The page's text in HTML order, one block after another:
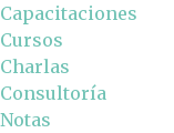
Capacitaciones
Cursos
Charlas
Consultoría
Notas